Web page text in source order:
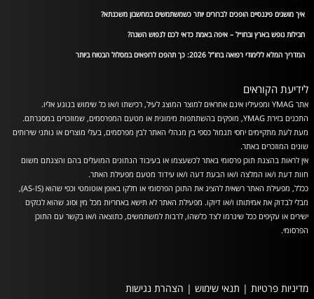
איך מושגים פיננסיים הופכים לברורים יותר כשמשתמשים במחשבון משכנתא?
חבילות נופש בארץ ובחו״ל – איפה באמת כדאי לכם לנפוש השנה?
המדריך המלא ללימודי רפואה בחו”ל 2026: כך תהפכו לרופאים במסלול הבטוח ביותר
לידיעת הקוראים
אתר YMAG ומפעיליו אינם אחראים למוצר המוצג לעיל, רכישתו ו/או כל שימוש בנוגע אליו.
התכנים בזירת YMAG, מופקים בהשתתפות מימונית או מטעם המפרסמים, שמוזכרים במסגרתם.
מעת לעת מתקיימים יחסי תגמול כספי בין מנהלי האתר לבין מפרסמים, בעלי מוצרים או נותני שירותים
שונים המוזכרים באתר.
אין לראות בהצגת תוכן פרסומי באתר לכשעצמו או בעיבוד הנתונים המועלים בהם והצגתם משום
חוות דעת ו/או המלצה ו/או הבעת דעה ו/או עידוד מטעם מפעילת האתר.
ככלל, מפעילת האתר רשאית להציג את התוכן הפרסומי או חלקו באופן אוטומטי וכפי שהוא (AS-IS),
מבלי לבדוק את אמיתותו ו/או דיוקו. מפעילת האתר לא תישא באחריות מכל מין וסוג שהוא לנזקים
ישירים או עקיפים ככל שיגרמו לצד כלשהו, לרבות למשתמשים, כתוצאה ו/או בקשר עם התוכן
הפרסומי.
מדיניות פרטיות | תנאי שימוש | הצהרת נגישות